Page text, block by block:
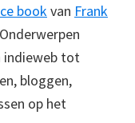
bookvan Frank
indieweb tot
bloggen,
op het